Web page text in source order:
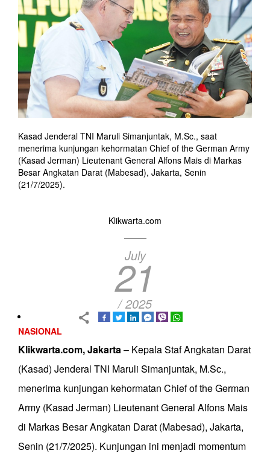
Kasad Jenderal TNI Maruli Simanjuntak, M.Sc., saat
menerima kunjungan kehormatan Chief of the German Army
(Kasad Jerman) Lieutenant General Alfons Mais di Markas
Besar Angkatan Darat (Mabesad), Jakarta, Senin
(21/7/2025).
Klikwarta.com
July
21
/ 2025
NASIONAL
Klikwarta.com, Jakarta– Kepala Staf Angkatan Darat
(Kasad) Jenderal TNI Maruli Simanjuntak, M.Sc.,
menerima kunjungan kehormatan Chief of the German
Army (Kasad Jerman) Lieutenant General Alfons Mais
di Markas Besar Angkatan Darat (Mabesad), Jakarta,
Senin (21/7/2025). Kunjungan ini menjadi momentum